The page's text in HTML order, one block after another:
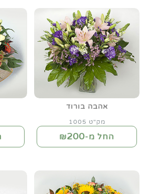
אהבה בורוד
מק"ט 1005
החל מ-₪200